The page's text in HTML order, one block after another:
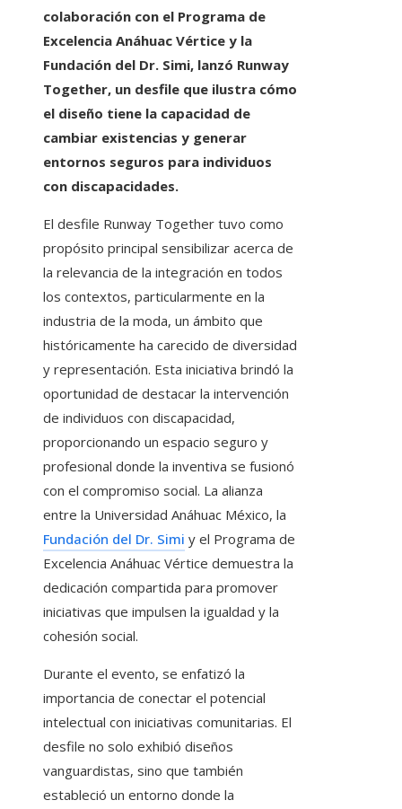
colaboración con el Programa de
Excelencia Anáhuac Vértice y la
Fundación del Dr. Simi, lanzó Runway
Together, un desfile que ilustra cómo
el diseño tiene la capacidad de
cambiar existencias y generar
entornos seguros para individuos
con discapacidades.
El desfile Runway Together tuvo como
propósito principal sensibilizar acerca de
la relevancia de la integración en todos
los contextos, particularmente en la
industria de la moda, un ámbito que
históricamente ha carecido de diversidad
y representación. Esta iniciativa brindó la
oportunidad de destacar la intervención
de individuos con discapacidad,
proporcionando un espacio seguro y
profesional donde la inventiva se fusionó
con el compromiso social. La alianza
entre la Universidad Anáhuac México, la
Fundación del Dr. Simi y el Programa de
Excelencia Anáhuac Vértice demuestra la
dedicación compartida para promover
iniciativas que impulsen la igualdad y la
cohesión social.
Durante el evento, se enfatizó la
importancia de conectar el potencial
intelectual con iniciativas comunitarias. El
desfile no solo exhibió diseños
vanguardistas, sino que también
estableció un entorno donde la